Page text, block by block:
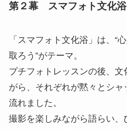
第２幕 スマフォト文化
「スマフォト文化浴」は、“
取ろう”がテーマ。
プチフォトレッスンの後、文
がら、それぞれが黙々とシ
流れました。
撮影を楽しみながら語らい、